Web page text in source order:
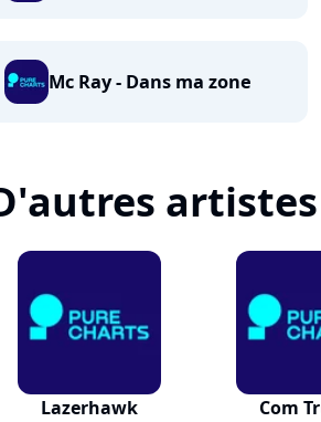
Mc Ray - Dans ma zone
Lazerhawk Com